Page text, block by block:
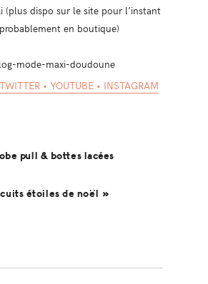
(plus dispo sur le site pour l’instant
en boutique)
TWITTER • YOUTUBE • INSTAGRAM
pull & bottes lacées
étoiles de noël »